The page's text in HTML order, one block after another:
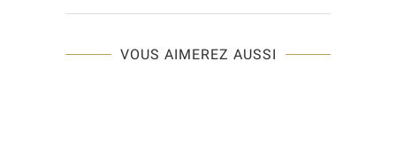
VOUS AIMEREZ AUSSI